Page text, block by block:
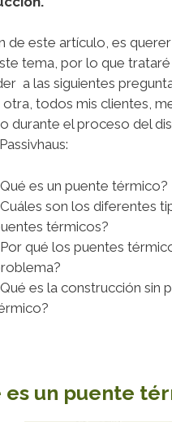
de este artículo, es
tema, por lo que
a las siguientes
todos mis clientes,
durante el proceso del
es un puente térmico?
son los diferentes
térmicos?
qué los puentes
es la construcción sin
es un puente